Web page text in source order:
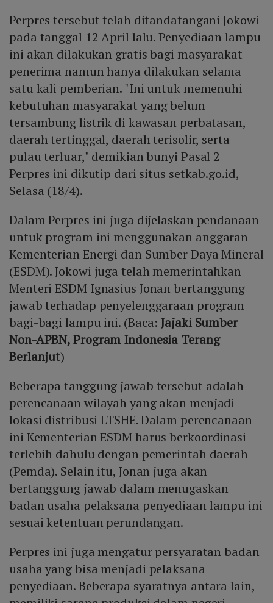
Perpres tersebut telah ditandatangani Jokowi
pada tanggal 12 April lalu. Penyediaan lampu
ini akan dilakukan gratis bagi masyarakat
penerima namun hanya dilakukan selama
satu kali pemberian. "Ini untuk memenuhi
kebutuhan masyarakat yang belum
tersambung listrik di kawasan perbatasan,
daerah tertinggal, daerah terisolir, serta
pulau terluar," demikian bunyi Pasal 2
Perpres ini dikutip dari situs setkab.go.id,
Selasa (18/4).
Dalam Perpres ini juga dijelaskan pendanaan
untuk program ini menggunakan anggaran
Kementerian Energi dan Sumber Daya Mineral
(ESDM). Jokowi juga telah memerintahkan
Menteri ESDM Ignasius Jonan bertanggung
jawab terhadap penyelenggaraan program
bagi-bagi lampu ini. (Baca:Jajaki Sumber
Non-APBN, Program Indonesia Terang
Berlanjut)
Beberapa tanggung jawab tersebut adalah
perencanaan wilayah yang akan menjadi
lokasi distribusi LTSHE. Dalam perencanaan
ini Kementerian ESDM harus berkoordinasi
terlebih dahulu dengan pemerintah daerah
(Pemda). Selain itu, Jonan juga akan
bertanggung jawab dalam menugaskan
badan usaha pelaksana penyediaan lampu ini
sesuai ketentuan perundangan.
Perpres ini juga mengatur persyaratan badan
usaha yang bisa menjadi pelaksana
penyediaan. Beberapa syaratnya antara lain,